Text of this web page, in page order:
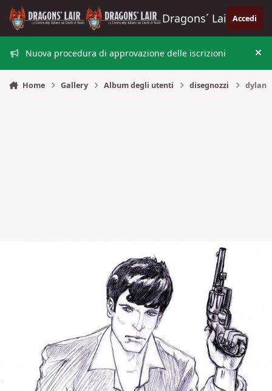
Vai al contenuto
Dragons´ Lair Accedi
Nuova procedura di approvazione delle iscrizioni
Home Gallery Album degli utenti disegnozzi dylan